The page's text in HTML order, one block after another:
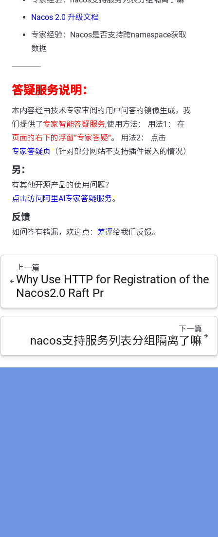
Nacos 2.0 升级文档
专家经验：Nacos是否支持跨namespace获取
数据
---------------
答疑服务说明：
本内容经由技术专家审阅的用户问答的镜像生成，我
们提供了专家智能答疑服务,使用方法： 用法1： 在
页面的右下的浮窗”专家答疑“。 用法2： 点击
专家答疑页 （针对部分网站不支持插件嵌入的情况）
另：
有其他开源产品的使用问题？
点击访问阿里AI专家答疑服务。
反馈
如问答有错漏，欢迎点： 差评给我们反馈。
上一篇
Why Use HTTP for Registration of the
Nacos2.0 Raft Pr
下一篇
nacos支持服务列表分组隔离了嘛